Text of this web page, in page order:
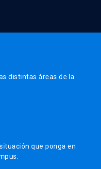
distintas áreas de la
que ponga en